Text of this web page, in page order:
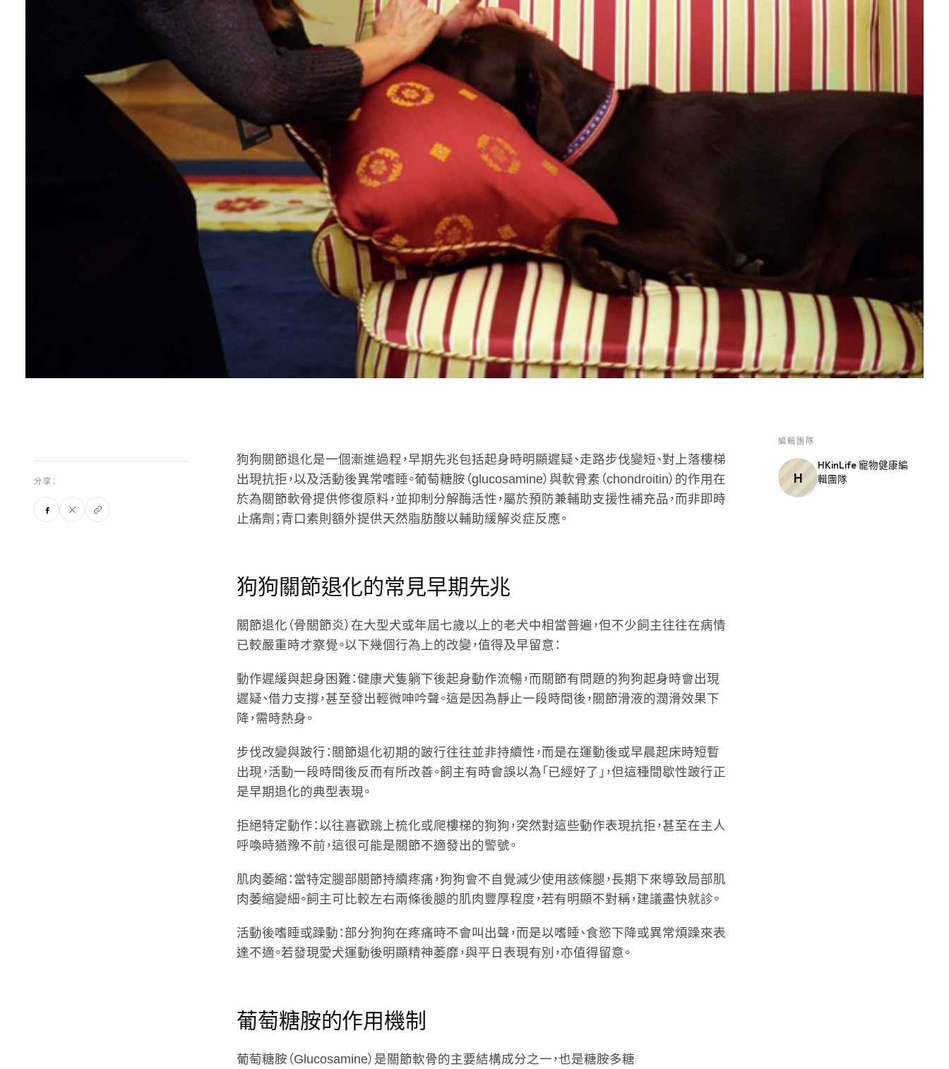
分享：
狗狗關節退化是一個漸進過程，早期先兆包括起身時明顯遲疑、走路步伐變短、對上落樓梯
出現抗拒，以及活動後異常嗜睡。葡萄糖胺（glucosamine）與軟骨素（chondroitin）的作用在
於為關節軟骨提供修復原料，並抑制分解酶活性，屬於預防兼輔助支援性補充品，而非即時
止痛劑；青口素則額外提供天然脂肪酸以輔助緩解炎症反應。
狗狗關節退化的常見早期先兆
關節退化（骨關節炎）在大型犬或年屆七歲以上的老犬中相當普遍，但不少飼主往往在病情
已較嚴重時才察覺。以下幾個行為上的改變，值得及早留意：
動作遲緩與起身困難 ：健康犬隻躺下後起身動作流暢，而關節有問題的狗狗起身時會出現
遲疑、借力支撐，甚至發出輕微呻吟聲。這是因為靜止一段時間後，關節滑液的潤滑效果下
降，需時熱身。
步伐改變與跛行 ：關節退化初期的跛行往往並非持續性，而是在運動後或早晨起床時短暫
出現，活動一段時間後反而有所改善。飼主有時會誤以為「已經好了」，但這種間歇性跛行正
是早期退化的典型表現。
拒絕特定動作 ：以往喜歡跳上梳化或爬樓梯的狗狗，突然對這些動作表現抗拒，甚至在主人
呼喚時猶豫不前，這很可能是關節不適發出的警號。
肌肉萎縮 ：當特定腿部關節持續疼痛，狗狗會不自覺減少使用該條腿，長期下來導致局部肌
肉萎縮變細。飼主可比較左右兩條後腿的肌肉豐厚程度，若有明顯不對稱，建議盡快就診。
活動後嗜睡或躁動 ：部分狗狗在疼痛時不會叫出聲，而是以嗜睡、食慾下降或異常煩躁來表
達不適。若發現愛犬運動後明顯精神萎靡，與平日表現有別，亦值得留意。
葡萄糖胺的作用機制
葡萄糖胺（Glucosamine）是關節軟骨的主要結構成分之一，也是糖胺多糖
編輯團隊
H
HKinLife 寵物健康編
輯團隊